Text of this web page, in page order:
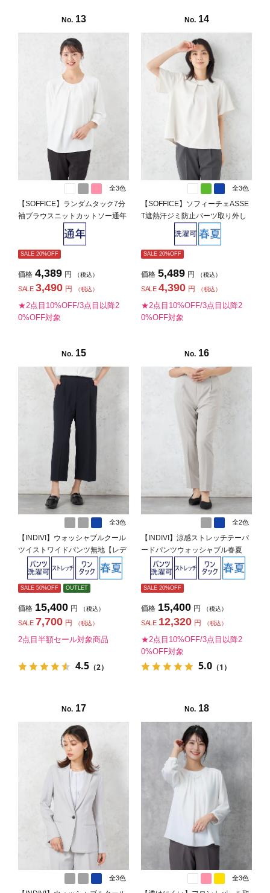
No. 13
全3色
【SOFFICE】ランダムタック7分
袖ブラウスニットカットソー通年
【レディース】
SALE 20%OFF
価格 4,389 円 （税込）
SALE 3,490 円 （税込）
★2点目10%OFF/3点目以降2
0%OFF対象
No. 14
全3色
【SOFFICE】ソフィーチェASSE
T遮熱汗ジミ防止パーツ取り外し
ブラウスカットソー半袖プルオー
バー吸汗速乾UVカット遮熱春夏
【レディース】
SALE 20%OFF
価格 5,489 円 （税込）
SALE 4,390 円 （税込）
★2点目10%OFF/3点目以降2
0%OFF対象
No. 15
全3色
【INDIVI】ウォッシャブルクール
ツイストワイドパンツ無地【レデ
ィース】
SALE 50%OFF OUTLET
価格 15,400 円 （税込）
SALE 7,700 円 （税込）
2点目半額セール対象商品
4.5 （2）
No. 16
全2色
【INDIVI】涼感ストレッチテーパ
ードパンツウォッシャブル春夏
【レディース】
SALE 20%OFF
価格 15,400 円 （税込）
SALE 12,320 円 （税込）
★2点目10%OFF/3点目以降2
0%OFF対象
5.0 （1）
No. 17
全3色
No. 18
全3色